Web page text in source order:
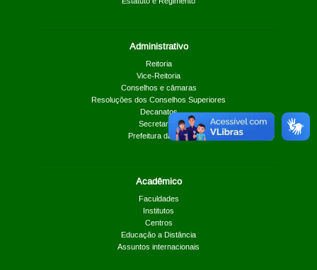
Administrativo
Reitoria
Vice-Reitoria
Conselhos e câmaras
Resoluções dos Conselhos Superiores
Decanatos
Secretarias
Prefeitura da UnB
Acadêmico
Faculdades
Institutos
Centros
Educação a Distância
Assuntos internacionais